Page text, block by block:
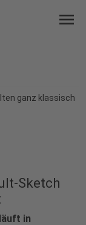
menu
ganz klassisch
Sketch
in